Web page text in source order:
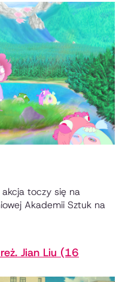
akcja toczy się na
Akademii Sztuk na
Jian Liu (16